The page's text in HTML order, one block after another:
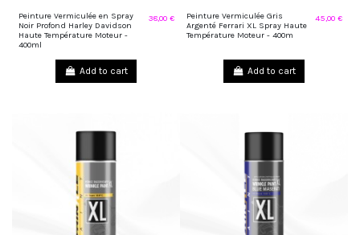
Peinture Vermiculée en Spray
Noir Profond Harley Davidson
Haute Température Moteur -
400ml
38,00 €
Add to cart
Peinture Vermiculée Gris
Argenté Ferrari XL Spray Haute
Température Moteur - 400m
45,00 €
Add to cart